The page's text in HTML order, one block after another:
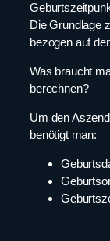
Die Grundlage
bezogen auf
Was braucht
berechnen?
Um den
benötigt man: